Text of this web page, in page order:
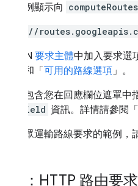
以下範例顯示向 computeRoutes
https://
在 JSON 要求主體中加入要求選
」和「可用的路線選項 」。
回應會包含您在回應欄位遮罩
field 資訊。詳情請參閱「
如需大眾運輸路線要求的範例，
範例：HTTP 路由要求